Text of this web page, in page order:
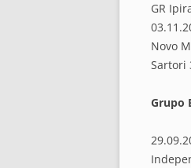
GR
Novo
Sartori
Grupo